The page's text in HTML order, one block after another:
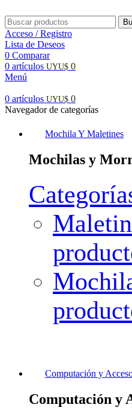
Acceso / Registro
Lista de Deseos
0 Comparar
0 artículos UYU$ 0
Menú
0 artículos UYU$ 0
Navegador de categorías
Mochila Y Maletines
Mochilas y
Computación y
Computación y